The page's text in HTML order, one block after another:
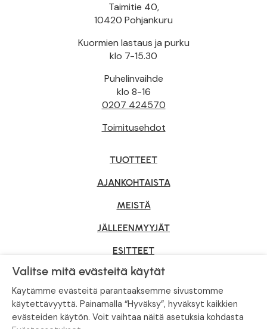
Taimitie 40,
10420 Pohjankuru
Kuormien lastaus ja purku
klo 7-15.30
Puhelinvaihde
klo 8-16
0207 424570
Toimitusehdot
TUOTTEET
AJANKOHTAISTA
MEISTÄ
JÄLLEENMYYJÄT
ESITTEET
YRITYSMYYNTI
Valitse mitä evästeitä käytät
Käytämme evästeitä parantaaksemme sivustomme
käytettävyyttä. Painamalla “Hyväksy”, hyväksyt kaikkien
evästeiden käytön. Voit vaihtaa näitä asetuksia kohdasta